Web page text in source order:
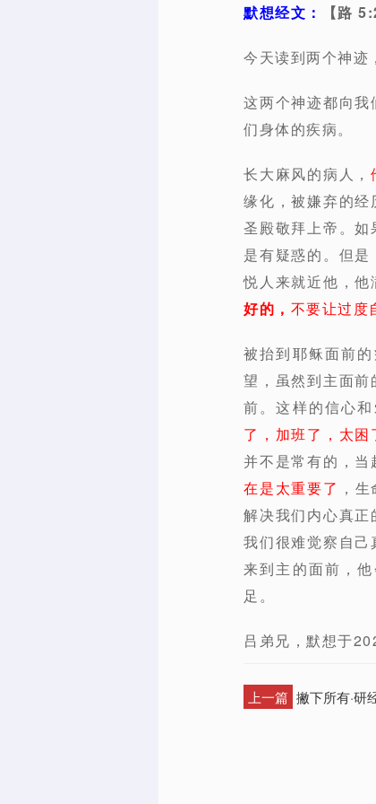
默想经文： 【路
今天读到两个神迹
这两个神迹都向
们身体的疾病。
长大麻风的病人，
缘化，被嫌弃的
圣殿敬拜上帝。
是有疑惑的。但
悦人来就近他，
好的， 不要让过度
被抬到耶稣面前
望，虽然到主面
前。这样的信心和
了，加班了，太
并不是常有的，
在是太重要了 ，
解决我们内心真正
我们很难觉察自
来到主的面前，
足。
吕弟兄，默想于
上一篇 撇下所有·研